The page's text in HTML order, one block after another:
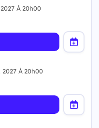
À 20h00
2027 À 20h00